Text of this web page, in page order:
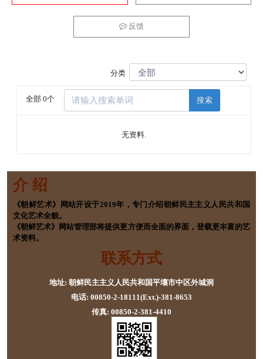
反馈
分类
全部 0个 搜索
无资料.
介 绍
《朝鲜艺术》网站开设于2019年，专门介绍朝鲜民主主义人民共和国
文化艺术全貌。
《朝鲜艺术》网站管理部将提供更方便而全面的界面，登载更丰富的艺
术资料。
联系方式
地址: 朝鲜民主主义人民共和国平壤市中区外城洞
电话: 00850-2-18111(Ext.)-381-8653
传真: 00850-2-381-4410